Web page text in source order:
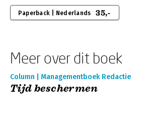
Paperback | Nederlands 35,-
Meer over dit boek
Column | Managementboek Redactie
Tijd beschermen